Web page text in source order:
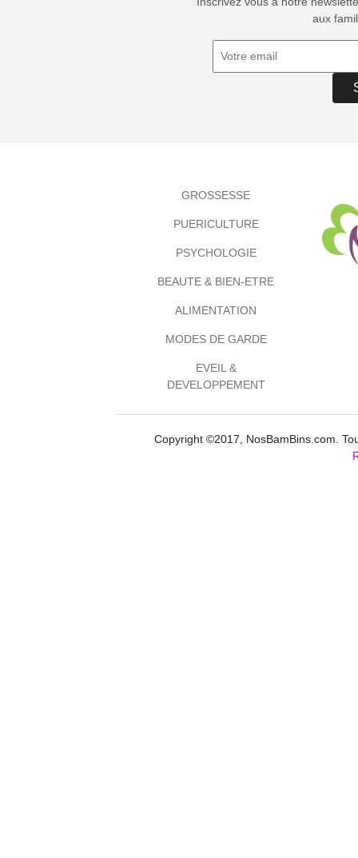
aux
GROSSESSE
PUERICULTURE
PSYCHOLOGIE
BEAUTE & BIEN-ETRE
ALIMENTATION
MODES DE GARDE
EVEIL &
DEVELOPPEMENT
Copyright ©2017, NosBamBins.com.